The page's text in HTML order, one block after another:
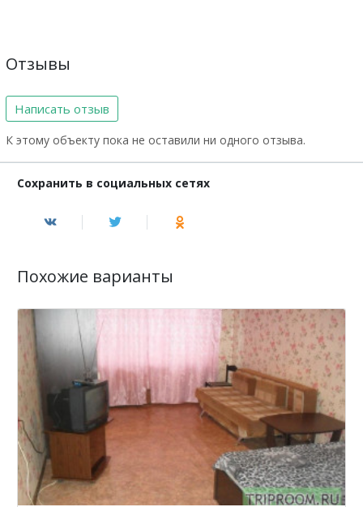
Отзывы
Написать отзыв
К этому объекту пока не оставили ни одного отзыва.
Сохранить в социальных сетях
Похожие варианты